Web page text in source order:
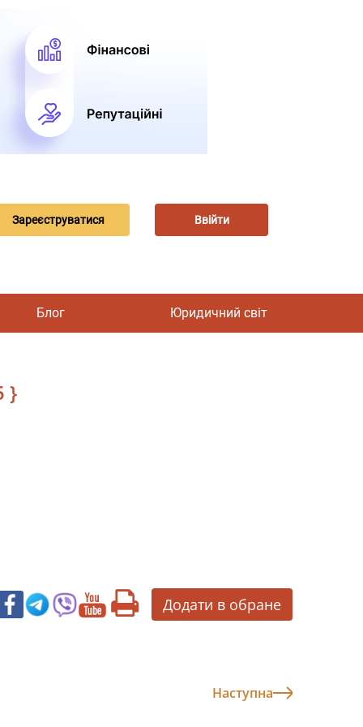
Зареєструватися Ввійти
Блог Юридичний світ
}
Додати в обране
Наступна